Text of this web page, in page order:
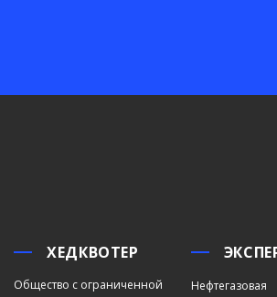
ХЕДКВОТЕР
Общество с ограниченной
Нефтегазовая